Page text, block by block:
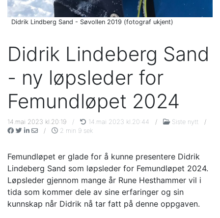
Didrik Lindberg Sand - Søvollen 2019 (fotograf ukjent)
Didrik Lindeberg Sand
- ny løpsleder for
Femundløpet 2024
14.mai 2023 kl.20:19 / 14.mai 2023 kl.20:44 / Siste nytt
/
/
2 min 9 sek
Femundløpet er glade for å kunne presentere Didrik
Lindeberg Sand som løpsleder for Femundløpet 2024.
Løpsleder gjennom mange år Rune Hesthammer vil i
tida som kommer dele av sine erfaringer og sin
kunnskap når Didrik nå tar fatt på denne oppgaven.